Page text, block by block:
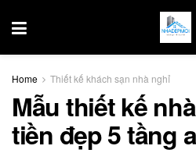
Home Thiết kế khách sạn nhà nghỉ
Mẫu thiết kế
tiền đẹp 5 tầng